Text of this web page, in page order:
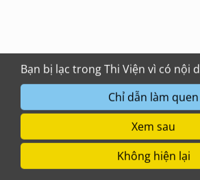
Chỉ dẫn làm quen
Xem sau
Không hiện lại
Bạn bị lạc trong Thi Viện vì có nội